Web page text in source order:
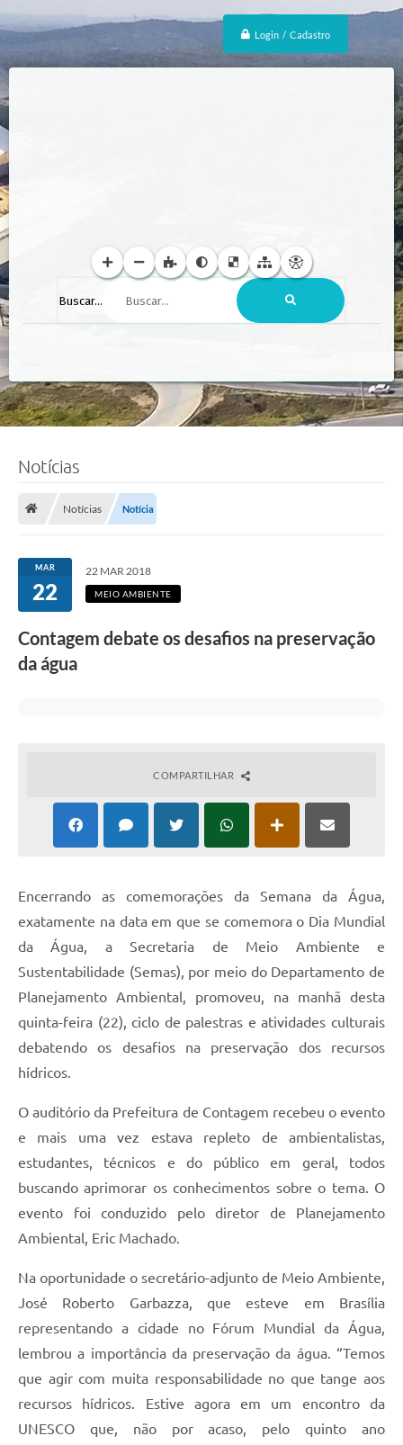
Login / Cadastro
Buscar...
Notícias
Notícias Notícia
MAR
22
22 MAR 2018
MEIO AMBIENTE
Contagem debate os desafios na preservação
da água
COMPARTILHAR
Encerrando as comemorações da Semana da Água,
exatamente na data em que se comemora o Dia Mundial
da Água, a Secretaria de Meio Ambiente e
Sustentabilidade (Semas), por meio do Departamento de
Planejamento Ambiental, promoveu, na manhã desta
quinta-feira (22), ciclo de palestras e atividades culturais
debatendo os desafios na preservação dos recursos
hídricos.
O auditório da Prefeitura de Contagem recebeu o evento
e mais uma vez estava repleto de ambientalistas,
estudantes, técnicos e do público em geral, todos
buscando aprimorar os conhecimentos sobre o tema. O
evento foi conduzido pelo diretor de Planejamento
Ambiental, Eric Machado.
Na oportunidade o secretário-adjunto de Meio Ambiente,
José Roberto Garbazza, que esteve em Brasília
representando a cidade no Fórum Mundial da Água,
lembrou a importância da preservação da água. “Temos
que agir com muita responsabilidade no que tange aos
recursos hídricos. Estive agora em um encontro da
UNESCO que, não por acaso, pelo quinto ano